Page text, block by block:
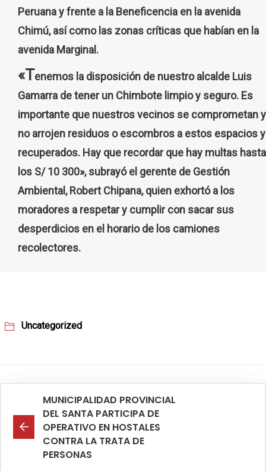
Peruana y frente a la Beneficencia en la avenida
Chimú, así como las zonas críticas que habían en la
avenida Marginal.
«Tenemos la disposición de nuestro alcalde Luis
Gamarra de tener un Chimbote limpio y seguro. Es
importante que nuestros vecinos se comprometan y
no arrojen residuos o escombros a estos espacios
recuperados. Hay que recordar que hay multas hasta
los S/ 10 300», subrayó el gerente de Gestión
Ambiental, Robert Chipana, quien exhortó a los
moradores a respetar y cumplir con sacar sus
desperdicios en el horario de los camiones
recolectores.
Uncategorized
MUNICIPALIDAD PROVINCIAL
DEL SANTA PARTICIPA DE
OPERATIVO EN HOSTALES
CONTRA LA TRATA DE
PERSONAS